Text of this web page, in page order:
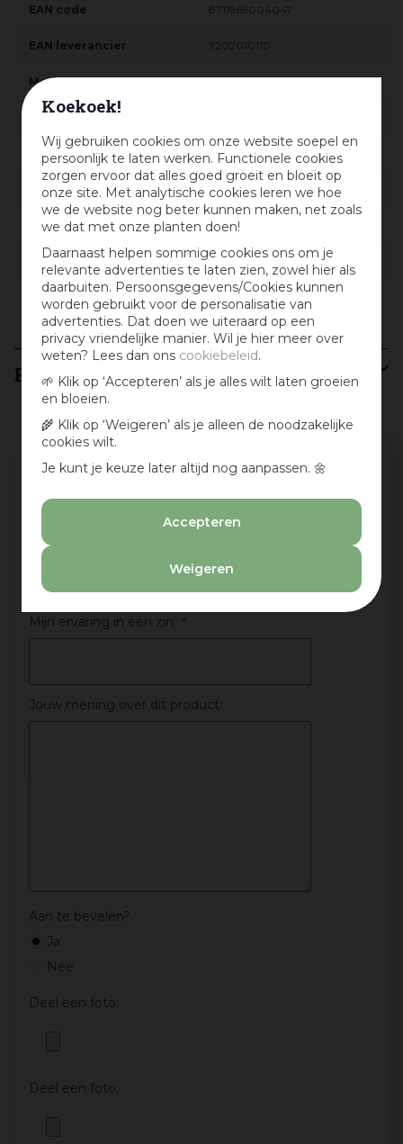
Koekoek!
Wij gebruiken cookies om onze website soepel en
persoonlijk te laten werken. Functionele cookies
zorgen ervoor dat alles goed groeit en bloeit op
onze site. Met analytische cookies leren we hoe
we de website nog beter kunnen maken, net zoals
we dat met onze planten doen!
Daarnaast helpen sommige cookies ons om je
relevante advertenties te laten zien, zowel hier als
daarbuiten. Persoonsgegevens/Cookies kunnen
worden gebruikt voor de personalisatie van
advertenties. Dat doen we uiteraard op een
privacy vriendelijke manier. Wil je hier meer over
weten? Lees dan ons cookiebeleid.
🌱 Klik op ‘Accepteren’ als je alles wilt laten groeien
en bloeien.
🌾 Klik op ‘Weigeren’ als je alleen de noodzakelijke
cookies wilt.
Je kunt je keuze later altijd nog aanpassen. 🌼
Accepteren
Weigeren
EAN code 8711969004047
EAN leverancier 7202010110
Merk Pokon
Lengte in cm 40
Breedte in cm 8
Hoogte in cm 78
Inhoud 40 l
Gewicht 14,4 kg
Recensies
Schrijf een review en win een cadeaubon
Deel jouw ervaringen met dit product en maak
maandelijks kans op een cadeaubon t.w.v. € 25,-
Mijn ervaring in één zin: *
Jouw mening over dit product:
Aan te bevelen?
Ja
Nee
Deel een foto:
Deel een foto: